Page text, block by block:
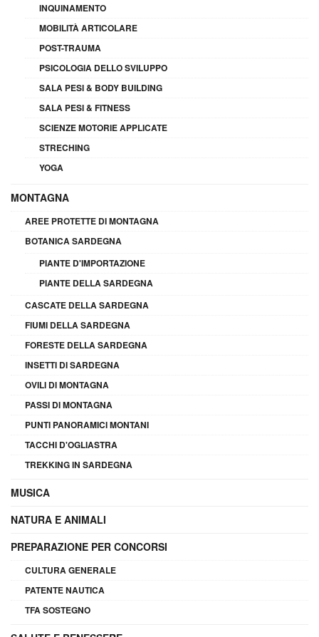
INQUINAMENTO
MOBILITÀ ARTICOLARE
POST-TRAUMA
PSICOLOGIA DELLO SVILUPPO
SALA PESI & BODY BUILDING
SALA PESI & FITNESS
SCIENZE MOTORIE APPLICATE
STRECHING
YOGA
MONTAGNA
AREE PROTETTE DI MONTAGNA
BOTANICA SARDEGNA
PIANTE D'IMPORTAZIONE
PIANTE DELLA SARDEGNA
CASCATE DELLA SARDEGNA
FIUMI DELLA SARDEGNA
FORESTE DELLA SARDEGNA
INSETTI DI SARDEGNA
OVILI DI MONTAGNA
PASSI DI MONTAGNA
PUNTI PANORAMICI MONTANI
TACCHI D'OGLIASTRA
TREKKING IN SARDEGNA
MUSICA
NATURA E ANIMALI
PREPARAZIONE PER CONCORSI
CULTURA GENERALE
PATENTE NAUTICA
TFA SOSTEGNO